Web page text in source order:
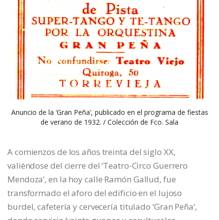
Anuncio de la ‘Gran Peña’, publicado en el programa de fiestas
de verano de 1932. / Colección de Fco. Sala
A comienzos de los años treinta del siglo XX,
valiéndose del cierre del ‘Teatro-Circo Guerrero
Mendoza’, en la hoy calle Ramón Gallud, fue
transformado el aforo del edificio en el lujoso
burdel, cafetería y cervecería titulado ‘Gran Peña’,